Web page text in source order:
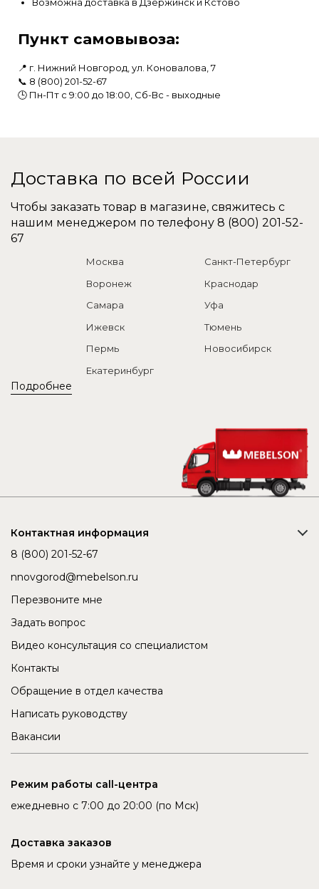
Пункт самовывоза:
📍 г. Нижний Новгород, ул. Коновалова, 7
📞 8 (800) 201-52-67
🕒 Пн-Пт с 9:00 до 18:00, Сб-Вс - выходные
Доставка по всей России
Чтобы заказать товар в магазине, свяжитесь с
нашим менеджером по телефону 8 (800) 201-52-
67
Подробнее
Москва
Санкт-Петербург
Воронеж
Краснодар
Самара
Уфа
Ижевск
Тюмень
Пермь
Новосибирск
Екатеринбург
Контактная информация
8 (800) 201-52-67
nnovgorod@mebelson.ru
Перезвоните мне
Задать вопрос
Видео консультация со специалистом
Контакты
Обращение в отдел качества
Написать руководству
Вакансии
Режим работы call-центра
ежедневно с 7:00 до 20:00 (по Мск)
Доставка заказов
Время и сроки узнайте у менеджера